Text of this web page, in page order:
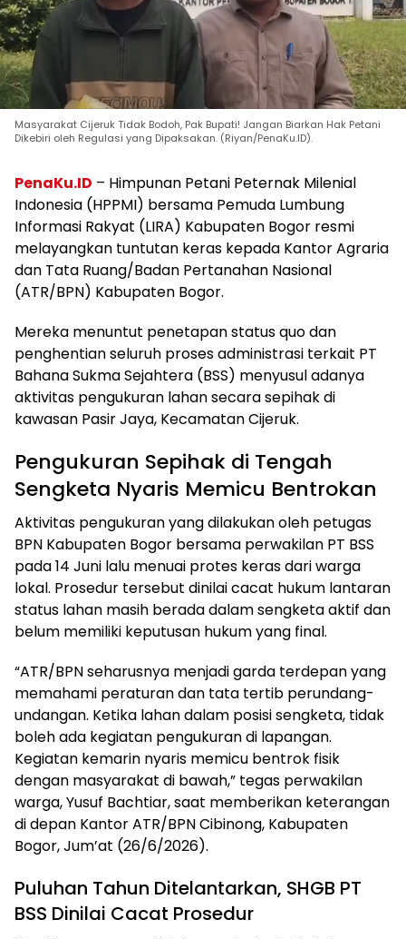
Masyarakat Cijeruk Tidak Bodoh, Pak Bupati! Jangan Biarkan Hak Petani
Dikebiri oleh Regulasi yang Dipaksakan. (Riyan/PenaKu.ID).
PenaKu.ID – Himpunan Petani Peternak Milenial
Indonesia (HPPMI) bersama Pemuda Lumbung
Informasi Rakyat (LIRA) Kabupaten Bogor resmi
melayangkan tuntutan keras kepada Kantor Agraria
dan Tata Ruang/Badan Pertanahan Nasional
(ATR/BPN) Kabupaten Bogor.
Mereka menuntut penetapan status quo dan
penghentian seluruh proses administrasi terkait PT
Bahana Sukma Sejahtera (BSS) menyusul adanya
aktivitas pengukuran lahan secara sepihak di
kawasan Pasir Jaya, Kecamatan Cijeruk.
Pengukuran Sepihak di Tengah
Sengketa Nyaris Memicu Bentrokan
Aktivitas pengukuran yang dilakukan oleh petugas
BPN Kabupaten Bogor bersama perwakilan PT BSS
pada 14 Juni lalu menuai protes keras dari warga
lokal. Prosedur tersebut dinilai cacat hukum lantaran
status lahan masih berada dalam sengketa aktif dan
belum memiliki keputusan hukum yang final.
“ATR/BPN seharusnya menjadi garda terdepan yang
memahami peraturan dan tata tertib perundang-
undangan. Ketika lahan dalam posisi sengketa, tidak
boleh ada kegiatan pengukuran di lapangan.
Kegiatan kemarin nyaris memicu bentrok fisik
dengan masyarakat di bawah,” tegas perwakilan
warga, Yusuf Bachtiar, saat memberikan keterangan
di depan Kantor ATR/BPN Cibinong, Kabupaten
Bogor, Jum’at (26/6/2026).
Puluhan Tahun Ditelantarkan, SHGB PT
BSS Dinilai Cacat Prosedur